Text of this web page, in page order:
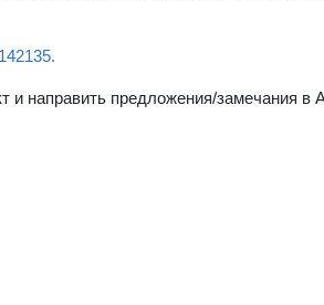
направить предложения/замечания в